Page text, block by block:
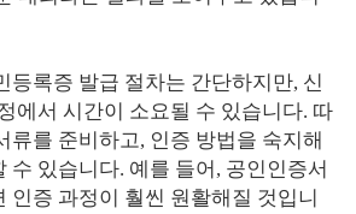
등록증 발급 절차는 간단하지만, 신
에서 시간이 소요될 수 있습니다. 따
류를 준비하고, 인증 방법을 숙지해
수 있습니다. 예를 들어, 공인인증서
인증 과정이 훨씬 원활해질 것입니